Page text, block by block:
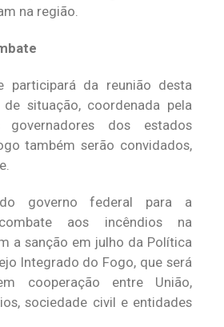
na região.
participará da reunião desta
situação, coordenada pela
dos estados
também serão convidados,
governo federal para a
aos incêndios na
a sanção em julho da Política
Integrado do Fogo, que será
cooperação entre União,
sociedade civil e entidades